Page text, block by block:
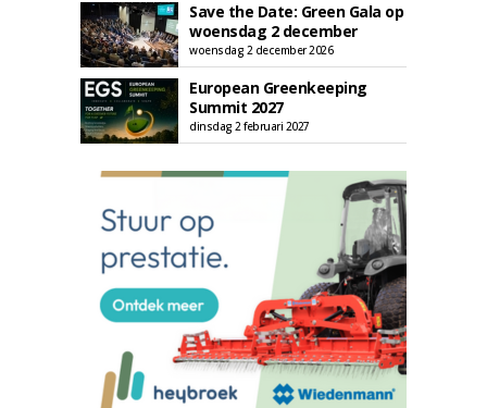
Save the Date: Green Gala op
woensdag 2 december
woensdag 2 december 2026
European Greenkeeping
Summit 2027
dinsdag 2 februari 2027